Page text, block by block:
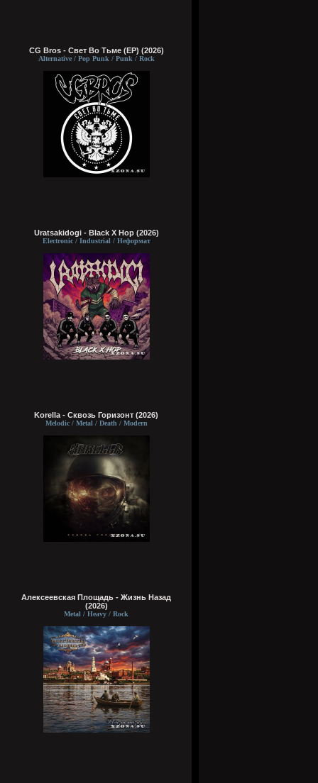
CG Bros - Свет Во Тьме (EP) (2026)
Alternative / Pop Punk / Punk / Rock
Uratsakidogi - Black X Hop (2026)
Electronic / Industrial / Неформат
Korella - Сквозь Горизонт (2026)
Melodic / Metal / Death / Modern
Алексеевская Площадь - Жизнь Назад
(2026)
Metal / Heavy / Rock